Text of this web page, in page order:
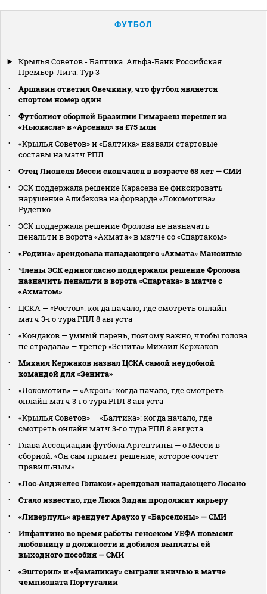
ФУТБОЛ
Крылья Советов - Балтика. Альфа-Банк Российская
Премьер-Лига. Тур 3
Аршавин ответил Овечкину, что футбол является
спортом номер один
Футболист сборной Бразилии Гимараеш перешел из
«Ньюкасла» в «Арсенал» за £75 млн
«Крылья Советов» и «Балтика» назвали стартовые
составы на матч РПЛ
Отец Лионеля Месси скончался в возрасте 68 лет — СМИ
ЭСК поддержала решение Карасева не фиксировать
нарушение Алибекова на форварде «Локомотива»
Руденко
ЭСК поддержала решение Фролова не назначать
пенальти в ворота «Ахмата» в матче со «Спартаком»
«Родина» арендовала нападающего «Ахмата» Мансилью
Члены ЭСК единогласно поддержали решение Фролова
назначить пенальти в ворота «Спартака» в матче с
«Ахматом»
ЦСКА — «Ростов»: когда начало, где смотреть онлайн
матч 3‑го тура РПЛ 8 августа
«Кондаков — умный парень, поэтому важно, чтобы голова
не страдала» — тренер «Зенита» Михаил Кержаков
Михаил Кержаков назвал ЦСКА самой неудобной
командой для «Зенита»
«Локомотив» — «Акрон»: когда начало, где смотреть
онлайн матч 3‑го тура РПЛ 8 августа
«Крылья Советов» — «Балтика»: когда начало, где
смотреть онлайн матч 3‑го тура РПЛ 8 августа
Глава Ассоциации футбола Аргентины — о Месси в
сборной: «Он сам примет решение, которое сочтет
правильным»
«Лос‑Анджелес Гэлакси» арендовал нападающего Лосано
Стало известно, где Люка Зидан продолжит карьеру
«Ливерпуль» арендует Араухо у «Барселоны» — СМИ
Инфантино во время работы генсеком УЕФА повысил
любовницу в должности и добился выплаты ей
выходного пособия — СМИ
«Эшторил» и «Фамаликау» сыграли вничью в матче
чемпионата Португалии